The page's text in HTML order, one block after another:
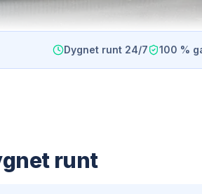
Dygnet runt 24/7 100 %
runt